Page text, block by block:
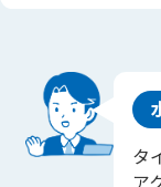
タ
ア